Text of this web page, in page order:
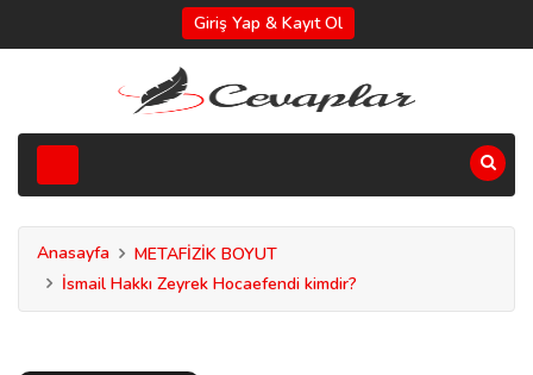
Giriş Yap & Kayıt Ol
Anasayfa
METAFİZİK BOYUT
İsmail Hakkı Zeyrek Hocaefendi kimdir?